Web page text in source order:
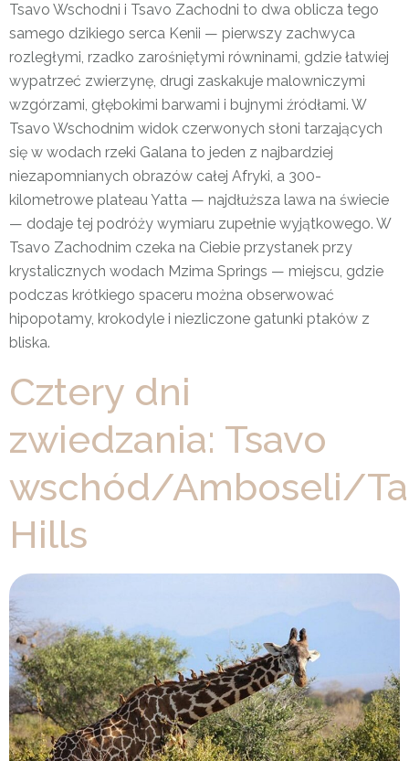
Tsavo Wschodni i Tsavo Zachodni to dwa oblicza tego
samego dzikiego serca Kenii — pierwszy zachwyca
rozległymi, rzadko zarośniętymi równinami, gdzie łatwiej
wypatrzeć zwierzynę, drugi zaskakuje malowniczymi
wzgórzami, głębokimi barwami i bujnymi źródłami. W
Tsavo Wschodnim widok czerwonych słoni tarzających
się w wodach rzeki Galana to jeden z najbardziej
niezapomnianych obrazów całej Afryki, a 300-
kilometrowe plateau Yatta — najdłuższa lawa na świecie
— dodaje tej podróży wymiaru zupełnie wyjątkowego. W
Tsavo Zachodnim czeka na Ciebie przystanek przy
krystalicznych wodach Mzima Springs — miejscu, gdzie
podczas krótkiego spaceru można obserwować
hipopotamy, krokodyle i niezliczone gatunki ptaków z
bliska.
Cztery dni
zwiedzania: Tsavo
wschód/Amboseli/
Hills